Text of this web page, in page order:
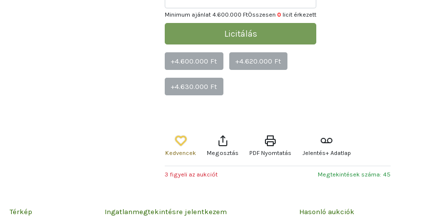
Minimum ajánlat 4.600.000 FtÖsszesen0 licit érkezett
Licitálás
+4.600.000 Ft +4.620.000 Ft
+4.630.000 Ft
Kedvencek Megosztás PDF Nyomtatás Jelentés+ Adatlap
3 figyeli az aukciót Megtekintések száma: 45
Térkép Ingatlanmegtekintésre jelentkezem Hasonló aukciók